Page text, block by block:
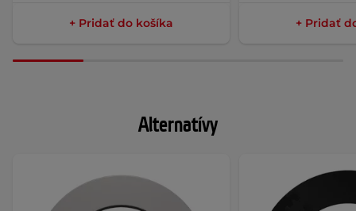
+ Pridať do košíka + Pridať
Alternatívy